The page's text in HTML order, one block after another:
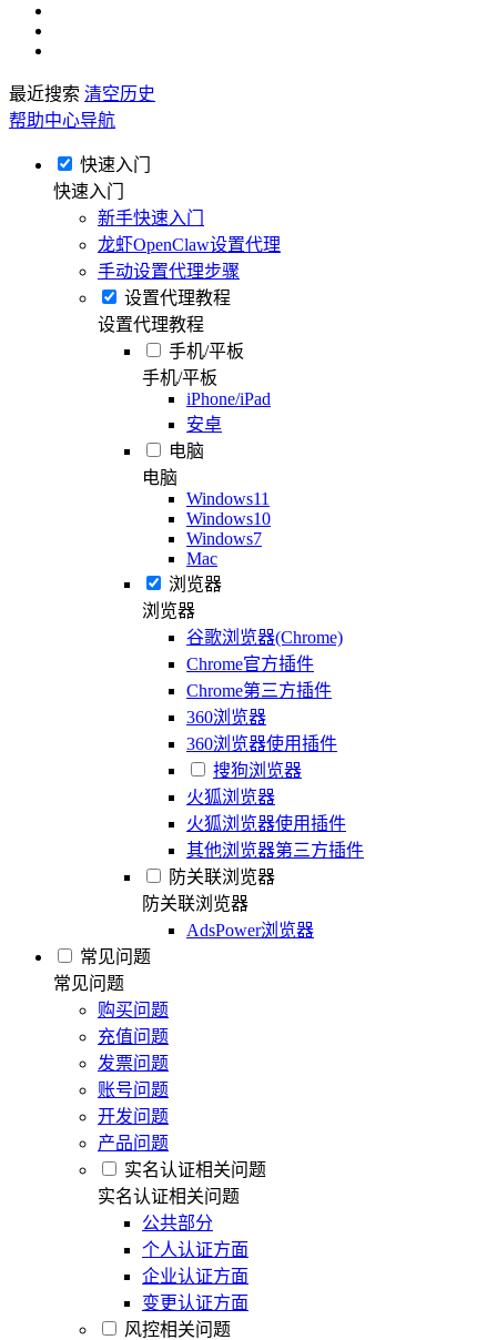
最近搜索 清空历史
帮助中心导航
快速入门
快速入门
新手快速入门
龙虾OpenClaw设置代理
手动设置代理步骤
设置代理教程
设置代理教程
手机/平板
手机/平板
iPhone/iPad
安卓
电脑
电脑
Windows11
Windows10
Windows7
Mac
浏览器
浏览器
谷歌浏览器(Chrome)
Chrome官方插件
Chrome第三方插件
360浏览器
360浏览器使用插件
搜狗浏览器
火狐浏览器
火狐浏览器使用插件
其他浏览器第三方插件
防关联浏览器
防关联浏览器
AdsPower浏览器
常见问题
常见问题
购买问题
充值问题
发票问题
账号问题
开发问题
产品问题
实名认证相关问题
实名认证相关问题
公共部分
个人认证方面
企业认证方面
变更认证方面
风控相关问题